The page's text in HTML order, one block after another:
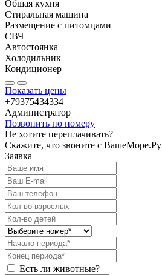
Общая кухня
Стиральная машина
Размещение с питомцами
СВЧ
Автостоянка
Холодильник
Кондиционер
Показать цены
+79375434334
Администратор
Позвонить по номеру
Не хотите переплачивать?
Скажите, что звоните с ВашеМоре.Ру
Заявка
Есть ли животные?